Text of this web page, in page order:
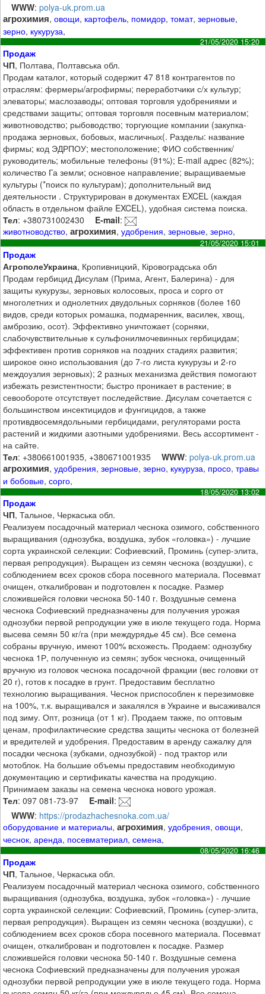
WWW:polya-uk.prom.ua
агрохимия,овощи, картофель, помидор,томат,зерновые,
зерно, кукуруза,
21/05/2020 15:20
Продаж
ЧП, Полтава, Полтавська обл.
Продам каталог, который содержит 47 818 контрагентов по
отраслям: фермеры/агрофирмы; переработчики с/х культур;
элеваторы; маслозаводы; оптовая торговля удобрениями и
средствами защиты; оптовая торговля посевным материалом;
животноводство; рыбоводство; торгующие компании (закупка-
продажа зерновых, бобовых, масличных(. Разделы: название
фирмы; код ЭДРПОУ; местоположение; ФИО собственник/
руководитель; мобильные телефоны (91%); E-mail адрес (82%);
количество Га земли; основное направление; выращиваемые
культуры (*поиск по культурам); дополнительный вид
деятельности . Структурирован в документах EXCEL (каждая
область в отдельном файле EXCEL), удобная система поиска.
Тел: +380731002430 E-mail:
животноводство,агрохимия,удобрения,зерновые,зерно,
21/05/2020 15:01
Продаж
АгрополеУкраина, Кропивницкий, Кіровоградська обл
Продам гербицид Дисулам (Прима, Агент, Балерина) - для
защиты кукурузы, зерновых колосовых, проса и сорго от
многолетних и однолетних двудольных сорняков (более 160
видов, среди которых ромашка, подмаренник, василек, хвощ,
амброзию, осот). Эффективно уничтожает (сорняки,
слабочувствительные к сульфонилмочевинных гербицидам;
эффективен против сорняков на поздних стадиях развития;
широкое окно использования (до 7-го листа кукурузы и 2-го
междоузлия зерновых); 2 разных механизма действия помогают
избежать резистентности; быстро проникает в растение; в
севообороте отсутствует последействие. Дисулам сочетается с
большинством инсектицидов и фунгицидов, а также
противдвосемядольными гербицидами, регуляторами роста
растений и жидкими азотными удобрениями. Весь ассортимент -
на сайте.
Тел: +380661001935, +380671001935 WWW:polya-uk.prom.ua
агрохимия,удобрения,зерновые,зерно, кукуруза, просо,травы
и бобовые,сорго,
18/05/2020 13:02
Продаж
ЧП, Тальное, Черкаська обл.
Реализуем посадочный материал чеснока озимого, собственного
выращивания (однозубка, воздушка, зубок «головка») - лучшие
сорта украинской селекции: Софиевский, Проминь (супер-элита,
первая репродукция). Выращен из семян чеснока (воздушки), с
соблюдением всех сроков сбора посевного материала. Посевмат
очищен, откалиброван и подготовлен к посадке. Размер
сложившейся головки чеснока 50-140 г. Воздушные семена
чеснока Софиевский предназначены для получения урожая
однозубки первой репродукции уже в июле текущего года. Норма
высева семян 50 кг/га (при междурядье 45 см). Все семена
собраны вручную, имеют 100% всхожесть. Продаем: однозубку
чеснока 1Р, полученную из семян; зубок чеснока, очищенный
вручную из головок чеснока посадочной фракции (вес головки от
20 г), готов к посадке в грунт. Предоставим бесплатно
технологию выращивания. Чеснок приспособлен к перезимовке
на 100%, т.к. выращивался и закалялся в Украине и высаживался
под зиму. Опт, розница (от 1 кг). Продаем также, по оптовым
ценам, профилактические средства защиты чеснока от болезней
и вредителей и удобрения. Предоставим в аренду сажалку для
посадки чеснока (зубками, однозубкой) - под трактор или
мотоблок. На большие объемы предоставим необходимую
документацию и сертификаты качества на продукцию.
Принимаем заказы на семена чеснока нового урожая.
Тел: 097 081-73-97 E-mail:
WWW: https://prodazhachesnoka.com.ua/
оборудование и материалы,агрохимия,удобрения,овощи,
чеснок,аренда, посевматериал,семена,
08/05/2020 16:46
Продаж
ЧП, Тальное, Черкаська обл.
Реализуем посадочный материал чеснока озимого, собственного
выращивания (однозубка, воздушка, зубок «головка») - лучшие
сорта украинской селекции: Софиевский, Проминь (супер-элита,
первая репродукция). Выращен из семян чеснока (воздушки), с
соблюдением всех сроков сбора посевного материала. Посевмат
очищен, откалиброван и подготовлен к посадке. Размер
сложившейся головки чеснока 50-140 г. Воздушные семена
чеснока Софиевский предназначены для получения урожая
однозубки первой репродукции уже в июле текущего года. Норма